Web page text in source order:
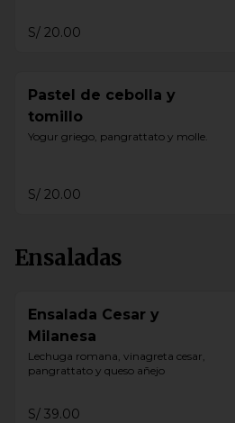
S/ 20.00
Pastel de cebolla y
tomillo
Yogur griego, pangrattato y molle.
S/ 20.00
Ensaladas
Ensalada Cesar y
Milanesa
Lechuga romana, vinagreta cesar,
pangrattato y queso añejo
S/ 39.00